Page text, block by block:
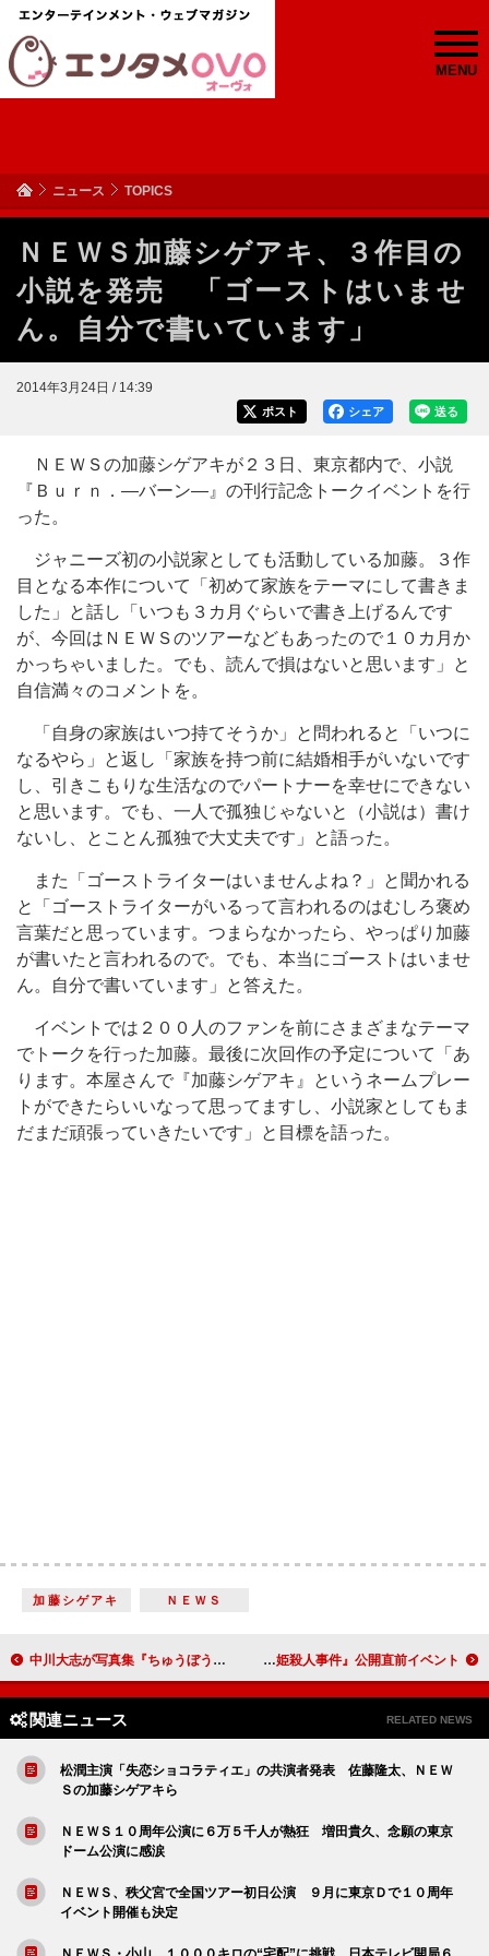
MENU
ニュース TOPICS
ＮＥＷＳ加藤シゲアキ、３作目の
小説を発売 「ゴーストはいませ
ん。自分で書いています」
2014年3月24日 / 14:39
送る
シェア
ポスト
ＮＥＷＳの加藤シゲアキが２３日、東京都内で、小説
『Ｂｕｒｎ．―バーン―』の刊行記念トークイベントを行
った。
ジャニーズ初の小説家としても活動している加藤。３作
目となる本作について「初めて家族をテーマにして書きま
した」と話し「いつも３カ月ぐらいで書き上げるんです
が、今回はＮＥＷＳのツアーなどもあったので１０カ月か
かっちゃいました。でも、読んで損はないと思います」と
自信満々のコメントを。
「自身の家族はいつ持てそうか」と問われると「いつに
なるやら」と返し「家族を持つ前に結婚相手がいないです
し、引きこもりな生活なのでパートナーを幸せにできない
と思います。でも、一人で孤独じゃないと（小説は）書け
ないし、とことん孤独で大丈夫です」と語った。
また「ゴーストライターはいませんよね？」と聞かれる
と「ゴーストライターがいるって言われるのはむしろ褒め
言葉だと思っています。つまらなかったら、やっぱり加藤
が書いたと言われるので。でも、本当にゴーストはいませ
ん。自分で書いています」と答えた。
イベントでは２００人のファンを前にさまざまなテーマ
でトークを行った加藤。最後に次回作の予定について「あ
ります。本屋さんで『加藤シゲアキ』というネームプレー
トができたらいいなって思ってますし、小説家としてもま
だまだ頑張っていきたいです」と目標を語った。
加藤シゲアキ ＮＥＷＳ
中川大志が写真集『ちゅうぼう』を発売 「家政婦のミタ」長男役で注目 綾野剛、イベントを中座し“トイレにＧＯ！” 『白ゆき姫殺人事件』公開直前イベント
関連ニュース RELATED NEWS
松潤主演「失恋ショコラティエ」の共演者発表 佐藤隆太、ＮＥＷ
Ｓの加藤シゲアキら
ＮＥＷＳ１０周年公演に６万５千人が熱狂 増田貴久、念願の東京
ドーム公演に感涙
ＮＥＷＳ、秩父宮で全国ツアー初日公演 ９月に東京Ｄで１０周年
イベント開催も決定